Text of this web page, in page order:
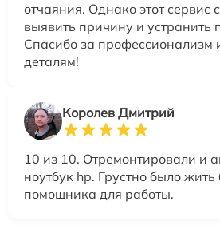
отчаяния. Однако этот сервис
выявить причину и устранить
Спасибо за профессионализм
деталям!
Королев Дмитрий
10 из 10. Отремонтировали и
ноутбук hp. Грустно было жить
помощника для работы.